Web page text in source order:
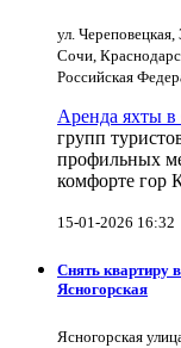
ул. Череповецкая,
Сочи,
Российская
Аренда яхты
групп
профильных
комфорте гор
15-01-2026 16:32
Снять квартиру
Ясногорская
Ясногорская